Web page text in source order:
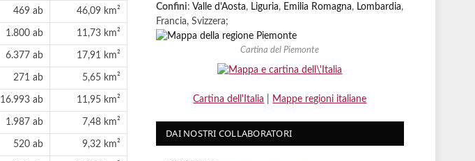
469 ab 46,09 km²
1.800 ab 11,73 km²
6.377 ab 17,91 km²
271 ab 5,65 km²
16.993 ab 11,95 km²
1.987 ab 7,48 km²
520 ab 9,32 km²
Confini: Valle d'Aosta, Liguria, Emilia Romagna, Lombardia,
Francia, Svizzera;
Cartina del Piemonte
Cartina dell'Italia Mappe regioni italiane
DAI NOSTRI COLLABORATORI